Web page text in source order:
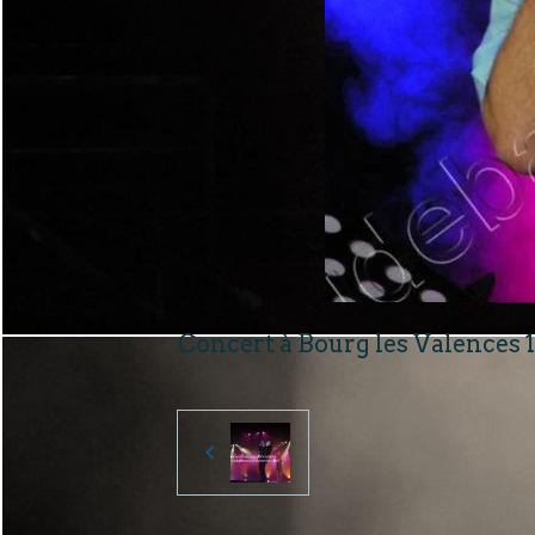
Concert à Bourg les Valences